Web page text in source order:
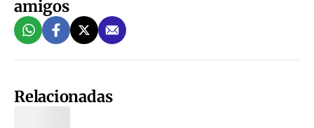
amigos
Relacionadas